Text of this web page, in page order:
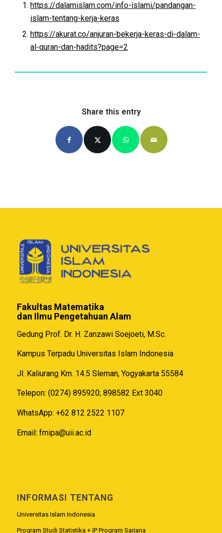
https://dalamislam.com/info-islami/pandangan-
islam-tentang-kerja-keras
https://akurat.co/anjuran-bekerja-keras-di-dalam-
al-quran-dan-hadits?page=2
Share this entry
Fakultas Matematika
dan Ilmu Pengetahuan Alam
Gedung Prof. Dr. H. Zanzawi Soejoeti, M.Sc.
Kampus Terpadu Universitas Islam Indonesia
Jl. Kaliurang Km. 14.5 Sleman, Yogyakarta 55584
Telepon: (0274) 895920; 898582 Ext 3040
WhatsApp: +62 812 2522 1107
Email: fmipa@uii.ac.id
INFORMASI TENTANG
Universitas Islam Indonesia
Program Studi Statistika + IP Program Sarjana